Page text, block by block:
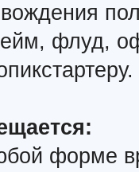
флуд,
форме